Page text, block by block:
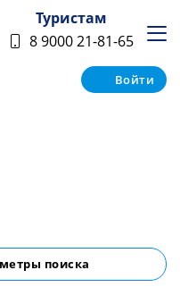
Туристам
8 9000 21-81-65
Войти
поиска